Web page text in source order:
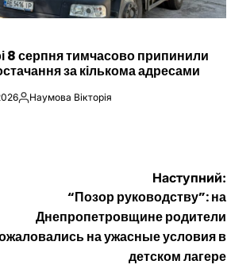
8 серпня тимчасово припинили
за кількома адресами
Опубліковано
Наумова Вікторія
Наступний:
“Позор руководству”: на
Днепропетровщине родители
на ужасные условия в
детском лагере